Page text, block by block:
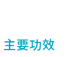
要功效